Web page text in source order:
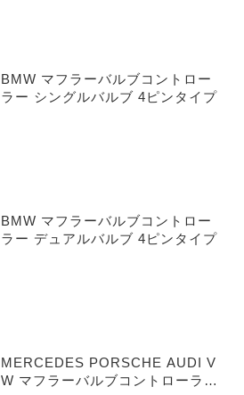
BMW マフラーバルブコントロー
ラー シングルバルブ 4ピンタイプ
BMW マフラーバルブコントロー
ラー デュアルバルブ 4ピンタイプ
MERCEDES PORSCHE AUDI V
W マフラーバルブコントローラー